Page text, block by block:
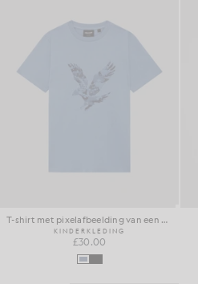
T-shirt met pixelafbeelding van een adelaar
KINDERKLEDING
£30.00